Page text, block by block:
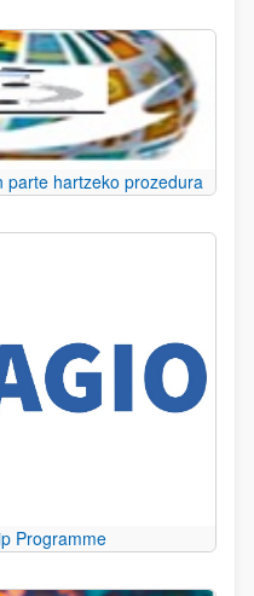
parte hartzeko prozedura
Programme